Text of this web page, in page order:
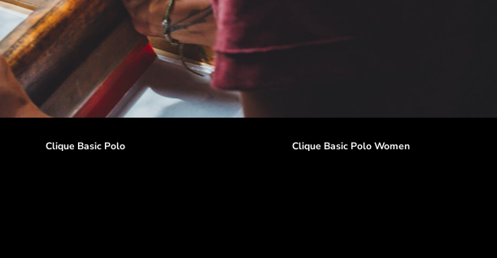
Clique Basic Polo Clique Basic Polo Women